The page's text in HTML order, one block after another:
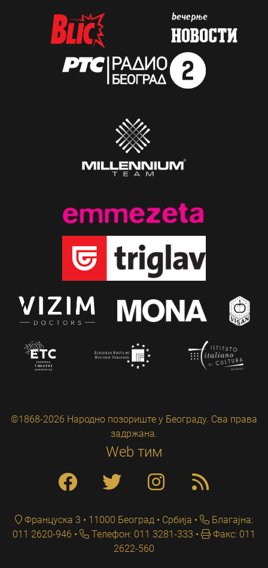
©1868-2026 Народно позориште у Београду. Сва права
задржана.
Web тим
Француска 3 • 11000 Београд • Србија
Благајна:
011 2620-946
Телефон: 011 3281-333
Факс: 011
2622-560